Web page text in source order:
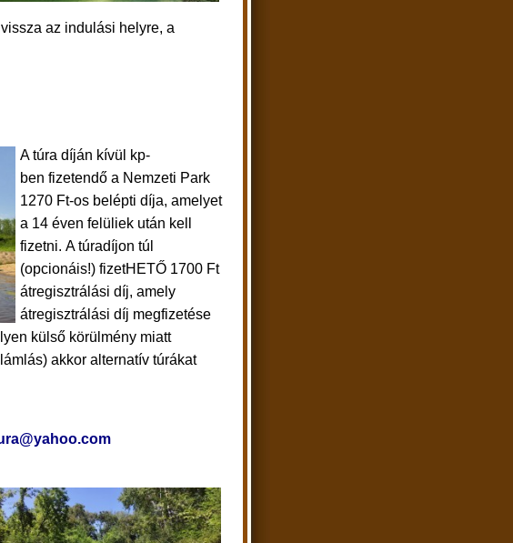
az indulási helyre, a
A túra díján kívül kp-
ben fizetendő a Nemzeti Park
1270 Ft-os belépti díja, amelyet
a 14 éven felüliek után kell
fizetni. A túradíjon túl
(opcionáis!) fizetHETŐ 1700 Ft
átregisztrálási díj, amely
átregisztrálási díj megfizetése
külső körülmény miatt
akkor alternatív túrákat